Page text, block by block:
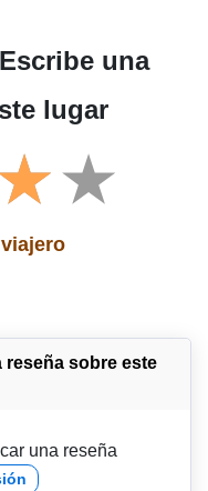
una
lugar
reseña sobre este
una reseña